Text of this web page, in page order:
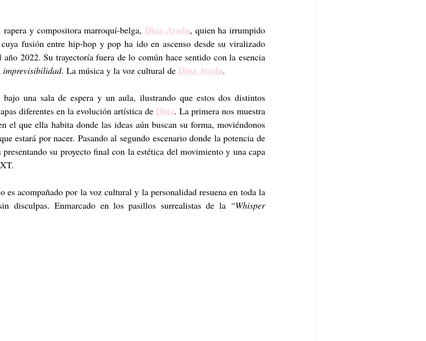
rapera y compositora marroquí-belga, Dina Ayada, quien ha irrumpido
fusión entre hip-hop y pop ha ido en ascenso desde su viralizado
año 2022. Su trayectoría fuera de lo común hace sentido con la esencia
imprevisibilidad. La música y la voz cultural de Dina Ayada.
bajo una sala de espera y un aula, ilustrando que estos dos distintos
diferentes en la evolución artística de Dina. La primera nos muestra
el que ella habita donde las ideas aún buscan su forma, moviéndonos
estará por nacer. Pasando al segundo escenario donde la potencia de
presentando su proyecto final con la estética del movimiento y una capa
es acompañado por la voz cultural y la personalidad resuena en toda la
disculpas. Enmarcado en los pasillos surrealistas de la “Whisper